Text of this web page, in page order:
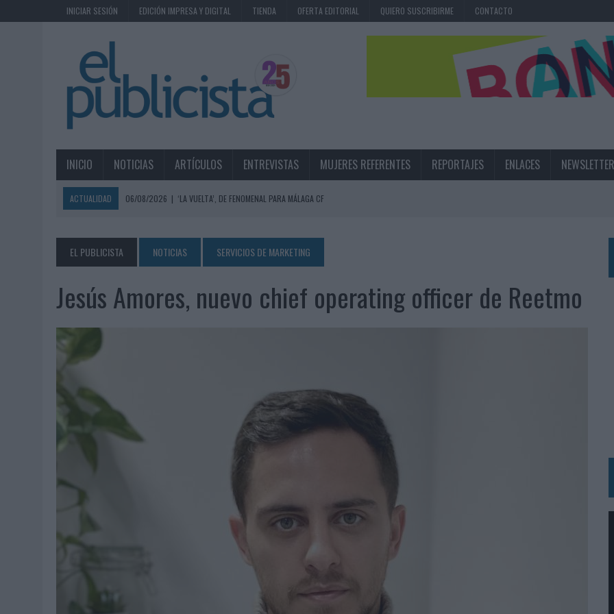
INICIAR SESIÓN EDICIÓN IMPRESA Y DIGITAL TIENDA OFERTA EDITORIAL QUIERO SUSCRIBIRME CONTACTO
INICIO NOTICIAS ARTÍCULOS ENTREVISTAS MUJERES REFERENTES REPORTAJES ENLACES NEWSLETTER
ACTUALIDAD 06/08/2026 | ‘LA VUELTA’, DE FENOMENAL PARA MÁLAGA CF
06/08/2026 | LA TELEVISIÓN SIGUE LIDERANDO EL CONSUMO DE MEDIOS EN VERANO Y SUPERA AL MÓVIL COMO DISPOSITIVO MÁS UTILIZADO
06/08/2026
|
EL USO DE LA IA GENERATIVA ALCANZA YA AL 62% DE LOS ESPAÑOLES
06/08/2026
| SYSTEM1 NOMBRA A KIMBERLY BASTONI COMO NUEVA DIRECTORA COMERCIAL GLOBAL
06/08/2026
05/08/2026
FABRA COMUNICACIÓN INCORPORA A CASONÁ Y ASUME LA GESTIÓN DE SUS RELACIONES CON LOS MEDIOS
05/08/2026
LOPESAN HOTELS & RESORTS ACERCA EL PARAÍSO CANARIO EN SU ÚLTIMA CAMPAÑA INTERNACIONAL
LUIS ARQUILLOS (BURGO DE ARIAS): “LA CONSTRUCCIÓN DE MARCA A LARGO PLAZO Y LA MEDICIÓN SON DOS CARAS DE LA MISMA
04/08/2026
‘EL PARAÍSO MÁS CERCA’, DE 22GRADOS PARA LOPESAN HOTELS & RESORTS
04/08/2026
‘LA ÚNICA CERVEZA DEL MUNDO QUE SE DISFRUTA DOS VECES’, DE INUSUALY PARA CERVEZA CAPAZ
04/08/2026
‘EL FÚTBOL SIN LAS PERSONAS’, DE DENTSU CREATIVE PARA ORANGE
CAPAZ, LA CERVEZA QUE CONVIERTE CADA BOTELLA EN UNA OPORTUNIDAD DE INCLUSIÓN
BABARIA Y MAXIBON SON ‘EL MATCH PERFECTO DEL VERANO’
AUDIBLE REIVINDICA EL PODER TRANSFORMADOR DEL AUDIO EN SU NUEVA CAMPAÑA GLOBAL DE MARCA
EL PUBLICISTA NOTICIAS SERVICIOS DE MARKETING
Jesús Amores, nuevo chief operating officer de Reetmo